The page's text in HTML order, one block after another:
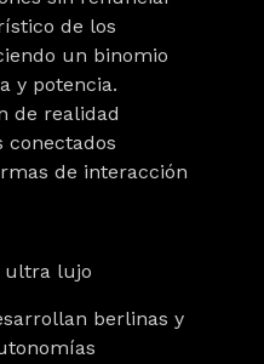
de los
un binomio
y potencia.
de realidad
conectados
de interacción
ultra lujo
berlinas y